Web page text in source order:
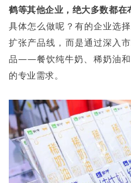
鹤等其他企业，绝大多数都在
具体怎么做呢？有的企业选
扩张产品线，而是通过深入
品——餐饮纯牛奶、稀奶油
的专业需求。